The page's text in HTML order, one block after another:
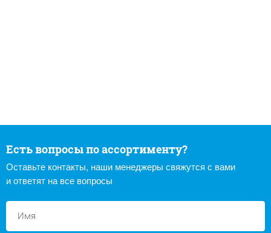
Есть вопросы по ассортименту?
Оставьте контакты, наши менеджеры свяжутся с вами
и ответят на все вопросы